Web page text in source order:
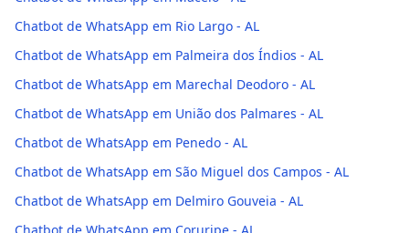
Chatbot de WhatsApp em Rio Largo - AL
Chatbot de WhatsApp em Palmeira dos Índios - AL
Chatbot de WhatsApp em Marechal Deodoro - AL
Chatbot de WhatsApp em União dos Palmares - AL
Chatbot de WhatsApp em Penedo - AL
Chatbot de WhatsApp em São Miguel dos Campos - AL
Chatbot de WhatsApp em Delmiro Gouveia - AL